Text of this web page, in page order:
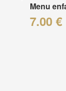
Menu
7.00 €